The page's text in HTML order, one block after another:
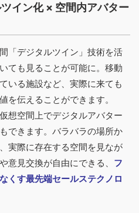
イン化 × 空間内アバター
「デジタルツイン」技術を活
ても見ることが可能に。移動
いる施設など、実際に来ても
を伝えることができます。
想空間上でデジタルアバター
できます。バラバラの場所か
実際に存在する空間を見なが
意見交換が自由にできる、 フ
くす最先端セールステクノロ